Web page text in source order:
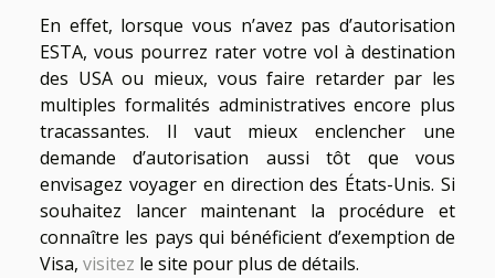
En effet, lorsque vous n’avez pas d’autorisation
ESTA, vous pourrez rater votre vol à destination
des USA ou mieux, vous faire retarder par les
multiples formalités administratives encore plus
tracassantes. Il vaut mieux enclencher une
demande d’autorisation aussi tôt que vous
envisagez voyager en direction des États-Unis. Si
souhaitez lancer maintenant la procédure et
connaître les pays qui bénéficient d’exemption de
Visa, visitez le site pour plus de détails.